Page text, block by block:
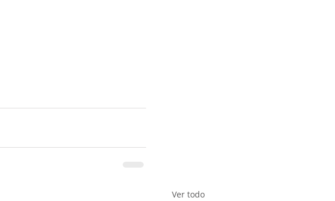
Ver todo